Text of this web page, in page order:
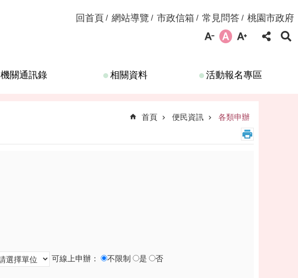
回首頁 網站導覽 市政信箱 常見問答 桃園市政府
機關通訊錄 相關資料 活動報名專區
首頁
便民資訊 各類申辦
可線上申辦： 不限制 是 否